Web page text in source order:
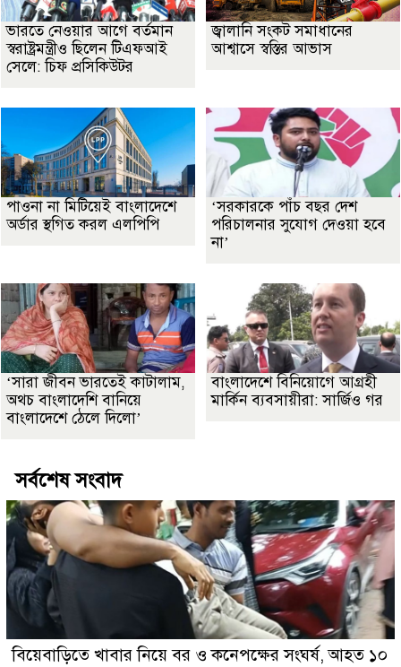
ভারতে নেওয়ার আগে বর্তমান
স্বরাষ্ট্রমন্ত্রীও ছিলেন টিএফআই
সেলে: চিফ প্রসিকিউটর
জ্বালানি সংকট সমাধানের
আশ্বাসে স্বস্তির আভাস
পাওনা না মিটিয়েই বাংলাদেশে
অর্ডার স্থগিত করল এলপিপি
‘সরকারকে পাঁচ বছর দেশ
পরিচালনার সুযোগ দেওয়া হবে
না’
‘সারা জীবন ভারতেই কাটালাম,
অথচ বাংলাদেশি বানিয়ে
বাংলাদেশে ঠেলে দিলো’
বাংলাদেশে বিনিয়োগে আগ্রহী
মার্কিন ব্যবসায়ীরা: সার্জিও গর
সর্বশেষ সংবাদ
বিয়েবাড়িতে খাবার নিয়ে বর ও কনেপক্ষের সংঘর্ষ, আহত ১০